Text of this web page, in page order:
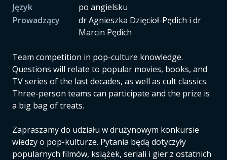
Język
po angielsku
Prowadzący
dr Agnieszka Dzięcioł-Pędich i dr
Marcin Pędich
Team competition in pop-culture knowledge.
Questions will relate to popular movies, books, and
TV series of the last decades, as well as cult classics.
Three-person teams can participate and the prize is
a big bag of treats.
Zapraszamy do udziału w drużynowym konkursie
wiedzy o pop-kulturze. Pytania będą dotyczyły
popularnych filmów, książek, seriali i gier z ostatnich